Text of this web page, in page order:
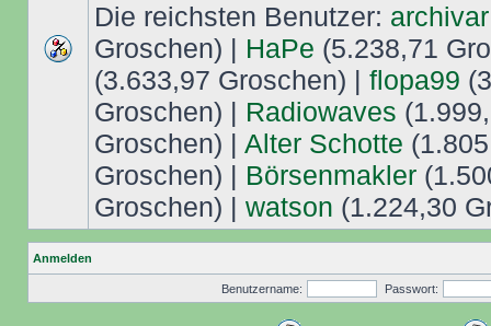
Die reichsten Benutzer: archivar
Groschen) | HaPe (5.238,71
(3.633,97 Groschen) | flopa99
Groschen) | Radiowaves
Groschen) | Alter Schotte
Groschen) | Börsenmakler
Groschen) | watson (1.224,30
Anmelden
Benutzername: Passwort: